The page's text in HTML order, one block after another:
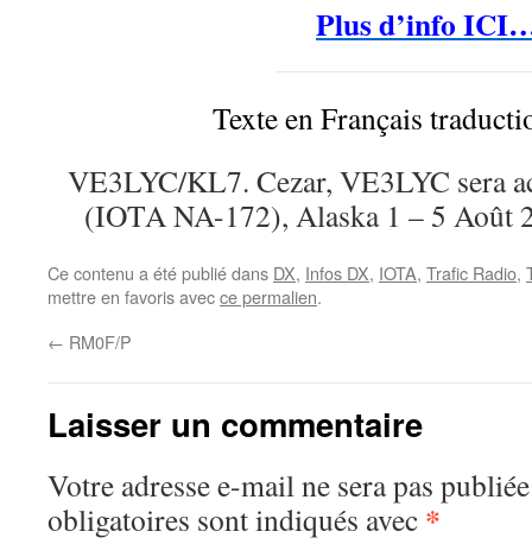
Plus d’info
Texte en Français
VE3LYC/KL7. Cezar, VE3LYC sera
(IOTA NA-172), Alaska 1 – 5 Août
Ce contenu a été publié dans DX, Infos DX, IOTA, Trafic Radio,
mettre en favoris avecce permalien.
← RM0F/P
Laisser un commentaire
Votre adresse e-mail ne sera pas
obligatoires sont indiqués avec *